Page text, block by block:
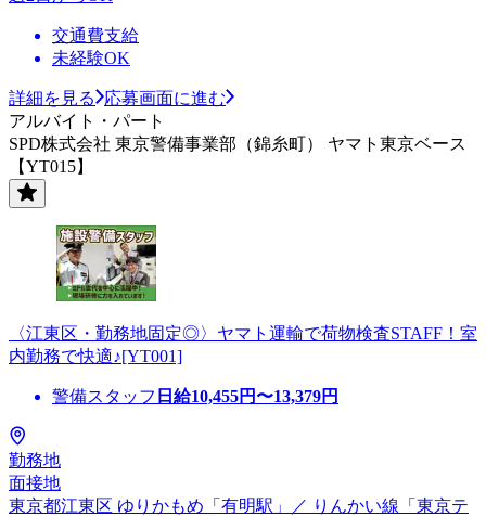
交通費支給
未経験OK
詳細を見る
応募画面に進む
アルバイト・パート
SPD株式会社 東京警備事業部（錦糸町） ヤマト東京ベース
【YT015】
〈江東区・勤務地固定◎〉ヤマト運輸で荷物検査STAFF！室
内勤務で快適♪[YT001]
警備スタッフ 日給10,455円〜13,379円
勤務地
面接地
東京都江東区 ゆりかもめ「有明駅」／ りんかい線「東京テ